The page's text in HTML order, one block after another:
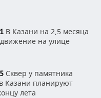
В Казани на 2,5 месяца
на улице
Сквер у памятника
Казани планируют
лета